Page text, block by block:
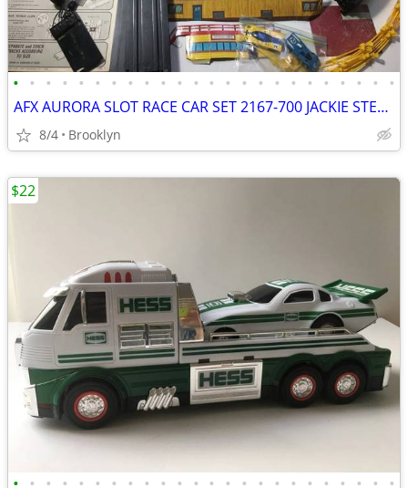
• • • • • • • • • • • • • • • • • • • • • • • •
AFX AURORA SLOT RACE CAR SET 2167-700 JACKIE STEWART WINNERS CIRCLE HO
8/4 Brooklyn
• • • • • • • • • • • • • • • • • • • • • • • •
$22